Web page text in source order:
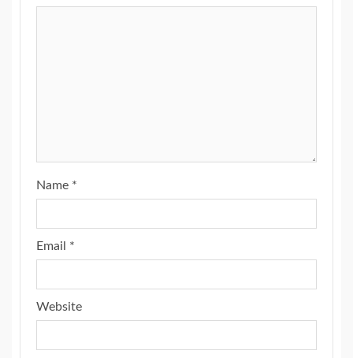
Name *
Email *
Website